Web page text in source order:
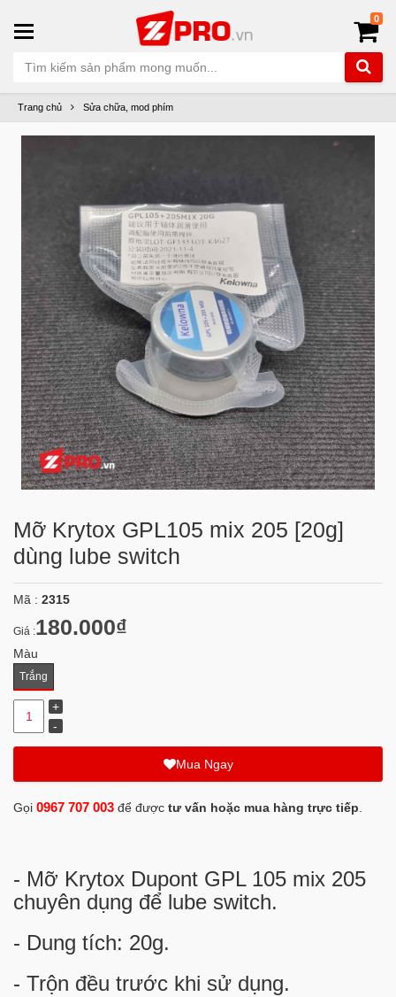
0
Trang chủ Sửa chữa, mod phím
Mỡ Krytox GPL105 mix 205 [20g]
dùng lube switch
Mã : 2315
Giá :180.000₫
Màu
Trắng
Mua Ngay
Gọi 0967 707 003 để được tư vấn hoặc mua hàng trực tiếp
- Mỡ Krytox Dupont GPL 105 mix 205
chuyên dụng để lube switch.
- Dung tích: 20g.
- Trộn đều trước khi sử dụng.